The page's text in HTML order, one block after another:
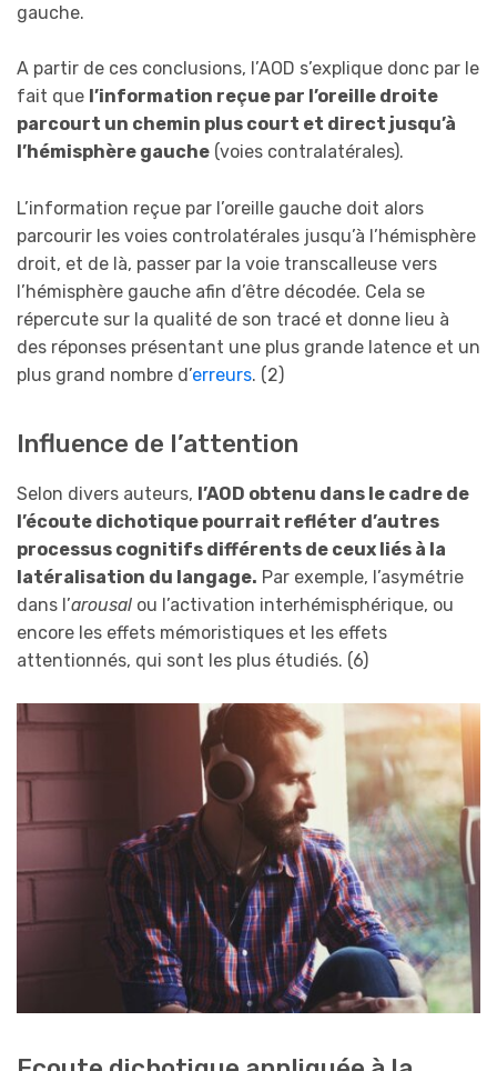
gauche.
A partir de ces conclusions, l’AOD s’explique donc par le
fait que l’information reçue par l’oreille droite
parcourt un chemin plus court et direct jusqu’à
l’hémisphère gauche (voies contralatérales).
L’information reçue par l’oreille gauche doit alors
parcourir les voies controlatérales jusqu’à l’hémisphère
droit, et de là, passer par la voie transcalleuse vers
l’hémisphère gauche afin d’être décodée. Cela se
répercute sur la qualité de son tracé et donne lieu à
des réponses présentant une plus grande latence et un
plus grand nombre d’erreurs. (2)
Influence de l’attention
Selon divers auteurs, l’AOD obtenu dans le cadre de
l’écoute dichotique pourrait refléter d’autres
processus cognitifs différents de ceux liés à la
latéralisation du langage. Par exemple, l’asymétrie
dans l’arousal ou l’activation interhémisphérique, ou
encore les effets mémoristiques et les effets
attentionnés, qui sont les plus étudiés. (6)